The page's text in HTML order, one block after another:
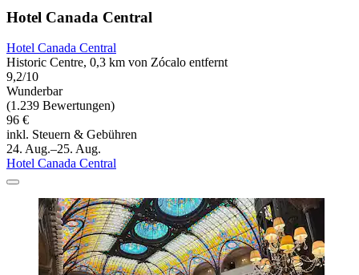
Hotel Canada Central
Hotel Canada Central
Historic Centre, 0,3 km von Zócalo entfernt
9,2/10
Wunderbar
(1.239 Bewertungen)
96 €
inkl. Steuern & Gebühren
24. Aug.–25. Aug.
Hotel Canada Central